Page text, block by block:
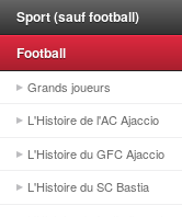
Sport (sauf football)
Football
Grands joueurs
L'Histoire de l'AC Ajaccio
L'Histoire du GFC Ajaccio
L'Histoire du SC Bastia